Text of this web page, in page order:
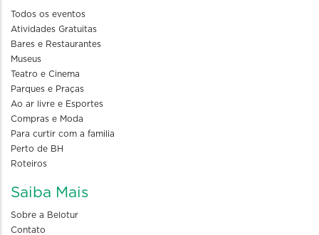
Todos os eventos
Atividades Gratuitas
Bares e Restaurantes
Museus
Teatro e Cinema
Parques e Praças
Ao ar livre e Esportes
Compras e Moda
Para curtir com a familia
Perto de BH
Roteiros
Saiba Mais
Sobre a Belotur
Contato